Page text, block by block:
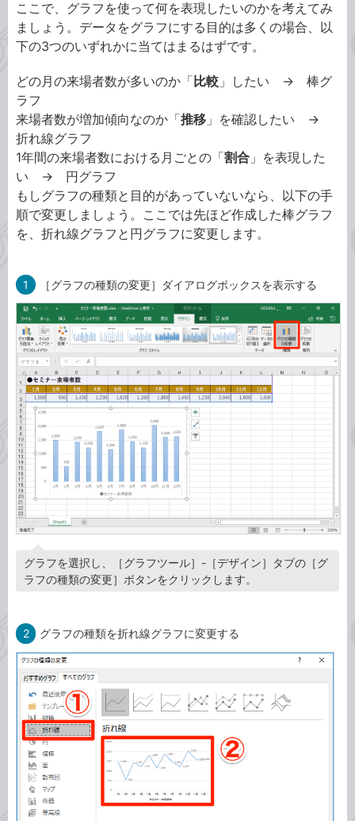
ここで、グラフを使って何を表現したいのかを考えてみ
ましょう。データをグラフにする目的は多くの場合、以
下の3つのいずれかに当てはまるはずです。
どの月の来場者数が多いのか「 比較 」したい → 棒グ
ラフ
来場者数が増加傾向なのか「推移 」を確認したい →
折れ線グラフ
1年間の来場者数における月ごとの「割合 」を表現した
い → 円グラフ
もしグラフの種類と目的があっていないなら、以下の手
順で変更しましょう。ここでは先ほど作成した棒グラフ
を、折れ線グラフと円グラフに変更します。
1 ［グラフの種類の変更］ダイアログボックスを表示する
グラフを選択し、［グラフツール］-［デザイン］タブの［グ
ラフの種類の変更］ボタンをクリックします。
2 グラフの種類を折れ線グラフに変更する